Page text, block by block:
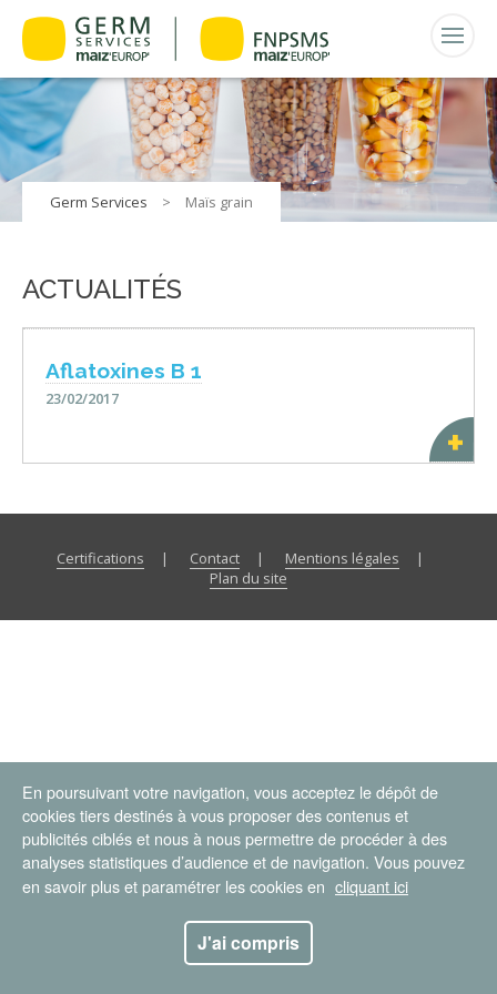
Germ Services > Maïs grain
ACTUALITÉS
Aflatoxines B 1
23/02/2017
Certifications Contact
Mentions légales
Plan du site
En poursuivant votre navigation, vous acceptez le dépôt de
cookies tiers destinés à vous proposer des contenus et
publicités ciblés et nous à nous permettre de procéder à des
analyses statistiques d’audience et de navigation. Vous pouvez
en savoir plus et paramétrer les cookies en cliquant ici
J'ai compris